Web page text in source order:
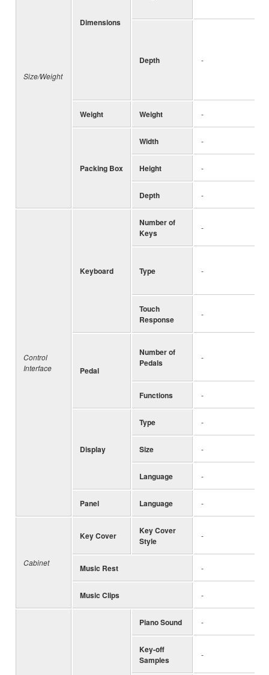
Size/Weight
Dimensions
Depth -
Weight Weight -
Packing Box
Width -
Height -
Depth -
Control
Interface
Keyboard
Number of
Keys
-
Type -
Touch
Response
-
Pedal
Number of
Pedals
-
Functions -
Display
Type -
Size -
Language -
Panel Language -
Cabinet
Key Cover
Key Cover
Style
-
Music Rest -
Music Clips -
Piano Sound -
Key-off
Samples
-